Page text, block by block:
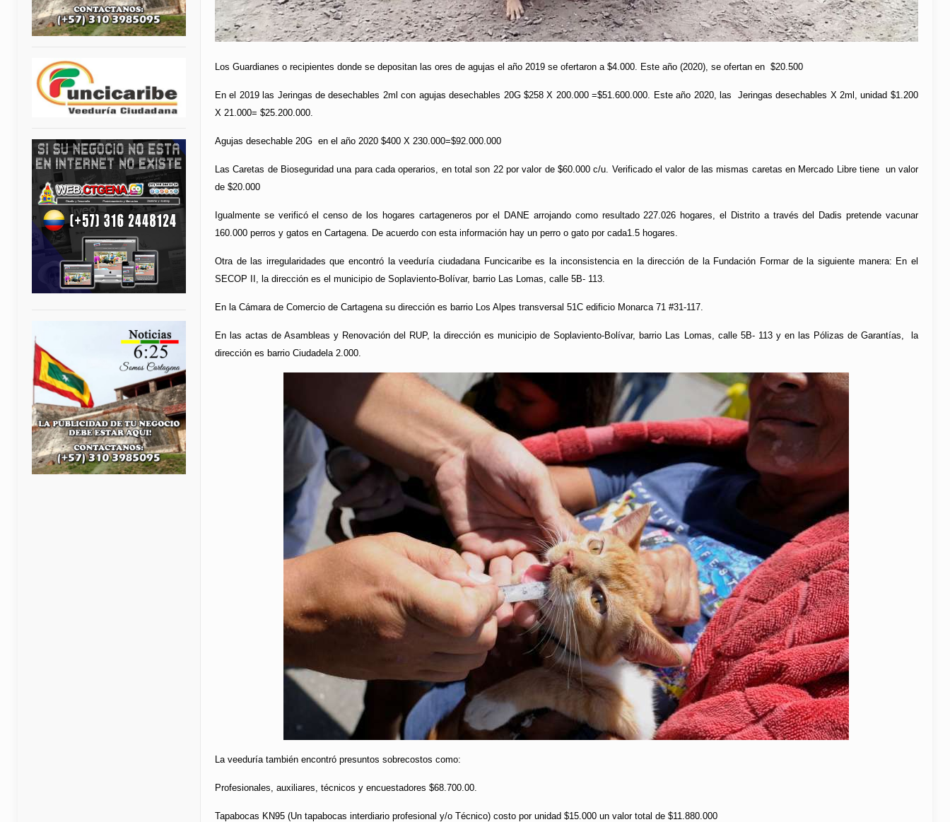
Los Guardianes o recipientes donde se depositan las ores de agujas el año 2019 se ofertaron a $4.000. Este año (2020), se ofertan en $20.500
En el 2019 las Jeringas de desechables 2ml con agujas desechables 20G $258 X 200.000 =$51.600.000. Este año 2020, las Jeringas desechables X 2ml, unidad $1.200
X 21.000= $25.200.000.
Agujas desechable 20G en el año 2020 $400 X 230.000=$92.000.000
Las Caretas de Bioseguridad una para cada operarios, en total son 22 por valor de $60.000 c/u. Verificado el valor de las mismas caretas en Mercado Libre tiene un valor
de $20.000
Igualmente se verificó el censo de los hogares cartageneros por el DANE arrojando como resultado 227.026 hogares, el Distrito a través del Dadis pretende vacunar
160.000 perros y gatos en Cartagena. De acuerdo con esta información hay un perro o gato por cada1.5 hogares.
Otra de las irregularidades que encontró la veeduría ciudadana Funcicaribe es la inconsistencia en la dirección de la Fundación Formar de la siguiente manera: En el
SECOP II, la dirección es el municipio de Soplaviento-Bolívar, barrio Las Lomas, calle 5B- 113.
En la Cámara de Comercio de Cartagena su dirección es barrio Los Alpes transversal 51C edificio Monarca 71 #31-117.
En las actas de Asambleas y Renovación del RUP, la dirección es municipio de Soplaviento-Bolívar, barrio Las Lomas, calle 5B- 113 y en las Pólizas de Garantías, la
dirección es barrio Ciudadela 2.000.
La veeduría también encontró presuntos sobrecostos como:
Profesionales, auxiliares, técnicos y encuestadores $68.700.00.
Tapabocas KN95 (Un tapabocas interdiario profesional y/o Técnico) costo por unidad $15.000 un valor total de $11.880.000